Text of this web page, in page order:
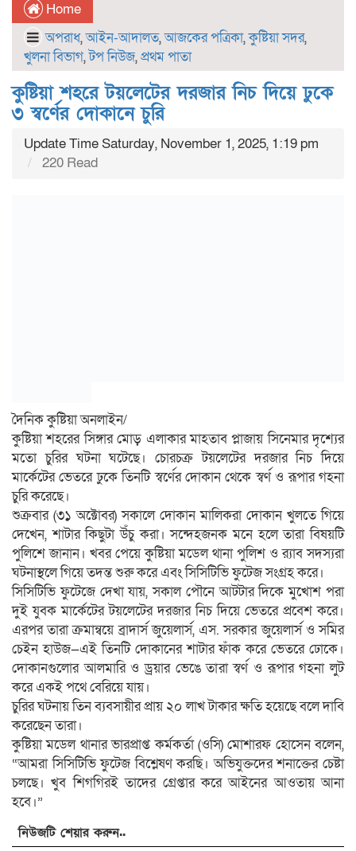
Home
অপরাধ,আইন-আদালত,আজকের পত্রিকা,কুষ্টিয়া সদর,
খুলনা বিভাগ,টপ নিউজ,প্রথম পাতা
কুষ্টিয়া শহরে টয়লেটের দরজার নিচ দিয়ে ঢুকে
৩ স্বর্ণের দোকানে চুরি
Update Time Saturday, November 1, 2025, 1:19 pm
220 Read
দৈনিক কুষ্টিয়া অনলাইন/
কুষ্টিয়া শহরের সিঙ্গার মোড় এলাকার মাহতাব প্লাজায় সিনেমার দৃশ্যের
মতো চুরির ঘটনা ঘটেছে। চোরচক্র টয়লেটের দরজার নিচ দিয়ে
মার্কেটের ভেতরে ঢুকে তিনটি স্বর্ণের দোকান থেকে স্বর্ণ ও রূপার গহনা
চুরি করেছে।
শুক্রবার (৩১ অক্টোবর) সকালে দোকান মালিকরা দোকান খুলতে গিয়ে
দেখেন, শাটার কিছুটা উঁচু করা। সন্দেহজনক মনে হলে তারা বিষয়টি
পুলিশে জানান। খবর পেয়ে কুষ্টিয়া মডেল থানা পুলিশ ও র‌্যাব সদস্যরা
ঘটনাস্থলে গিয়ে তদন্ত শুরু করে এবং সিসিটিভি ফুটেজ সংগ্রহ করে।
সিসিটিভি ফুটেজে দেখা যায়, সকাল পৌনে আটটার দিকে মুখোশ পরা
দুই যুবক মার্কেটের টয়লেটের দরজার নিচ দিয়ে ভেতরে প্রবেশ করে।
এরপর তারা ক্রমান্বয়ে ব্রাদার্স জুয়েলার্স, এস. সরকার জুয়েলার্স ও সমির
চেইন হাউজ—এই তিনটি দোকানের শাটার ফাঁক করে ভেতরে ঢোকে।
দোকানগুলোর আলমারি ও ড্রয়ার ভেঙে তারা স্বর্ণ ও রূপার গহনা লুট
করে একই পথে বেরিয়ে যায়।
চুরির ঘটনায় তিন ব্যবসায়ীর প্রায় ২০ লাখ টাকার ক্ষতি হয়েছে বলে দাবি
করেছেন তারা।
কুষ্টিয়া মডেল থানার ভারপ্রাপ্ত কর্মকর্তা (ওসি) মোশারফ হোসেন বলেন,
“আমরা সিসিটিভি ফুটেজ বিশ্লেষণ করছি। অভিযুক্তদের শনাক্তের চেষ্টা
চলছে। খুব শিগগিরই তাদের গ্রেপ্তার করে আইনের আওতায় আনা
হবে।”
নিউজটি শেয়ার করুন..